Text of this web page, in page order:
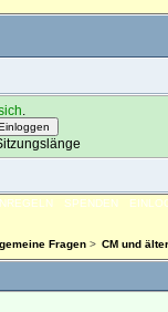
SPENDEN
Fragen> CM und